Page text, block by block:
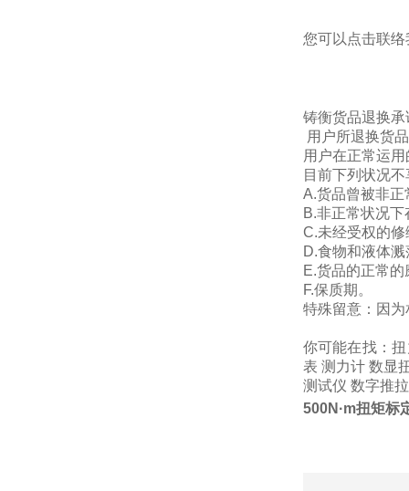
您可以点击联络
铸衡货品退换承
用户所退换货
用户在正常运
目前下列状况
A.货品曾被非正
B.非正常状况
C.未经受权的
D.食物和液体
E.货品的正常的
F.保质期。
特殊留意：因
你可能在找：
表 测力计 数显
测试仪 数字推
500N·m扭矩标